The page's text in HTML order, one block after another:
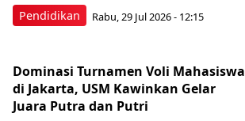
Pendidikan Rabu, 29 Jul 2026 - 12:15
Dominasi Turnamen Voli Mahasiswa
di Jakarta, USM Kawinkan Gelar
Juara Putra dan Putri